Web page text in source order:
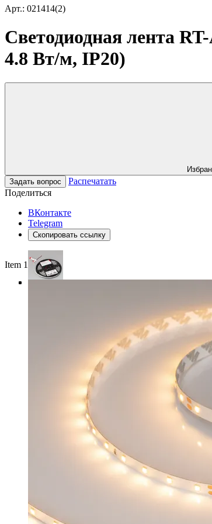
Арт.: 021414(2)
Светодиодная лента
4.8 Вт/м, IP20)
Задать вопрос
Распечатать
Поделиться
ВКонтакте
Telegram
Скопировать ссылку
Item 1 of 4